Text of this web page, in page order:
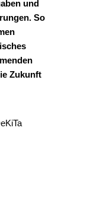
und
So
Zukunft